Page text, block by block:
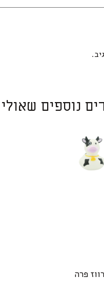
נוספים שאולי
פרה